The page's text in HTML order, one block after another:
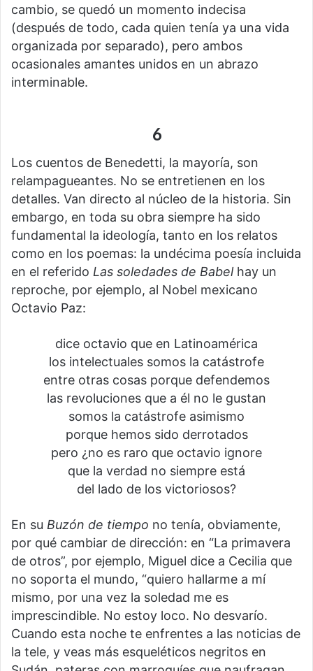
cambio, se quedó un momento indecisa
(después de todo, cada quien tenía ya una vida
organizada por separado), pero ambos
ocasionales amantes unidos en un abrazo
interminable.
6
Los cuentos de Benedetti, la mayoría, son
relampagueantes. No se entretienen en los
detalles. Van directo al núcleo de la historia. Sin
embargo, en toda su obra siempre ha sido
fundamental la ideología, tanto en los relatos
como en los poemas: la undécima poesía incluida
en el referido Las soledades de Babelhay un
reproche, por ejemplo, al Nobel mexicano
Octavio Paz:
dice octavio que en Latinoamérica
los intelectuales somos la catástrofe
entre otras cosas porque defendemos
las revoluciones que a él no le gustan
somos la catástrofe asimismo
porque hemos sido derrotados
pero ¿no es raro que octavio ignore
que la verdad no siempre está
del lado de los victoriosos?
En su Buzón de tiempo no tenía, obviamente,
por qué cambiar de dirección: en “La primavera
de otros”, por ejemplo, Miguel dice a Cecilia que
no soporta el mundo, “quiero hallarme a mí
mismo, por una vez la soledad me es
imprescindible. No estoy loco. No desvarío.
Cuando esta noche te enfrentes a las noticias de
la tele, y veas más esqueléticos negritos en